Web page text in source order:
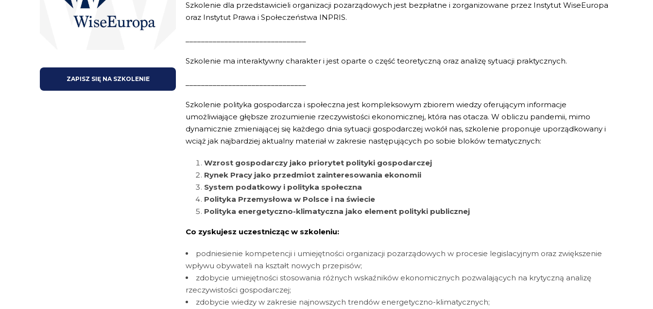
ZAPISZ SIĘ NA SZKOLENIE
Szkolenie dla przedstawicieli organizacji pozarządowych jest bezpłatne i zorganizowane przez Instytut WiseEuropa
oraz Instytut Prawa i Społeczeństwa INPRIS.
Szkolenie ma interaktywny charakter i jest oparte o część teoretyczną oraz analizę sytuacji praktycznych.
Szkolenie polityka gospodarcza i społeczna jest kompleksowym zbiorem wiedzy oferującym informacje
umożliwiające głębsze zrozumienie rzeczywistości ekonomicznej, która nas otacza. W obliczu pandemii, mimo
dynamicznie zmieniającej się każdego dnia sytuacji gospodarczej wokół nas, szkolenie proponuje uporządkowany i
wciąż jak najbardziej aktualny materiał w zakresie następujących po sobie bloków tematycznych:
Wzrost gospodarczy jako priorytet polityki gospodarczej
Rynek Pracy jako przedmiot zainteresowania ekonomii
System podatkowy i polityka społeczna
Polityka Przemysłowa w Polsce i na świecie
Polityka energetyczno-klimatyczna jako element polityki publicznej
Co zyskujesz uczestnicząc w szkoleniu:
podniesienie kompetencji i umiejętności organizacji pozarządowych w procesie legislacyjnym oraz zwiększenie
wpływu obywateli na kształt nowych przepisów;
zdobycie umiejętności stosowania różnych wskaźników ekonomicznych pozwalających na krytyczną analizę
rzeczywistości gospodarczej;
zdobycie wiedzy w zakresie najnowszych trendów energetyczno-klimatycznych;